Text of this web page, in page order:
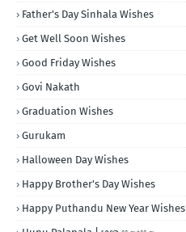
Father's Day Sinhala Wishes
Get Well Soon Wishes
Good Friday Wishes
Govi Nakath
Graduation Wishes
Gurukam
Halloween Day Wishes
Happy Brother's Day Wishes
Happy Puthandu New Year Wishes